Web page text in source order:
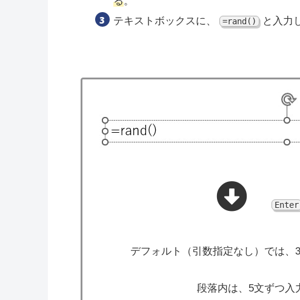
テキストボックスに、
=rand() と入力
Enter
デフォルト（引数指定なし）では、
段落内は、5文ずつ入